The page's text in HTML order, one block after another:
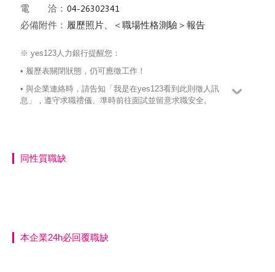
電 洽：
必備附件： 履歷照片、＜職場性格測驗＞報告
※ yes123人力銀行提醒您：
• 履歷表關閉狀態，仍可應徵工作！
• 與企業連絡時，請告知「我是在yes123看到此則徵人訊
息」，遵守求職禮儀、準時前往面試並留意求職安全。
同性質職缺
本企業24h必回覆職缺